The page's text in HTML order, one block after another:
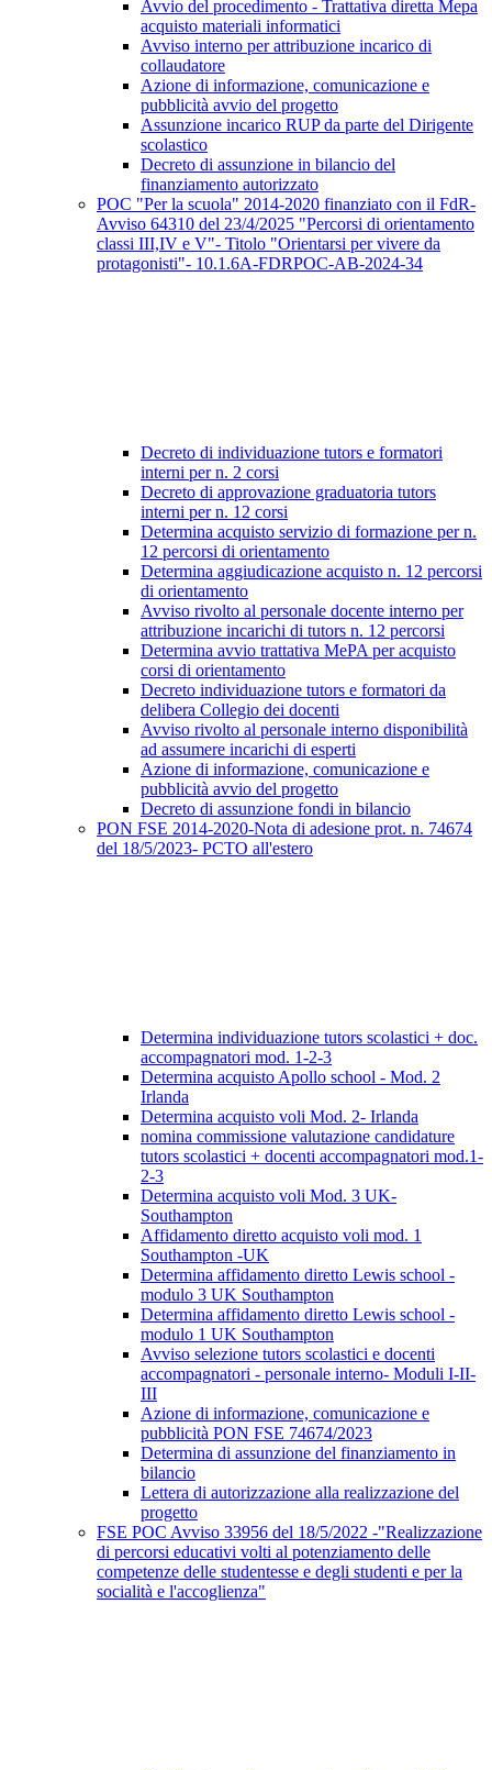
Avvio del procedimento - Trattativa diretta Mepa
acquisto materiali informatici
Avviso interno per attribuzione incarico di
collaudatore
Azione di informazione, comunicazione e
pubblicità avvio del progetto
Assunzione incarico RUP da parte del Dirigente
scolastico
Decreto di assunzione in bilancio del
finanziamento autorizzato
POC "Per la scuola" 2014-2020 finanziato con il FdR-
Avviso 64310 del 23/4/2025 "Percorsi di orientamento
classi III,IV e V"- Titolo "Orientarsi per vivere da
protagonisti"- 10.1.6A-FDRPOC-AB-2024-34
Decreto di individuazione tutors e formatori
interni per n. 2 corsi
Decreto di approvazione graduatoria tutors
interni per n. 12 corsi
Determina acquisto servizio di formazione per n.
12 percorsi di orientamento
Determina aggiudicazione acquisto n. 12 percorsi
di orientamento
Avviso rivolto al personale docente interno per
attribuzione incarichi di tutors n. 12 percorsi
Determina avvio trattativa MePA per acquisto
corsi di orientamento
Decreto individuazione tutors e formatori da
delibera Collegio dei docenti
Avviso rivolto al personale interno disponibilità
ad assumere incarichi di esperti
Azione di informazione, comunicazione e
pubblicità avvio del progetto
Decreto di assunzione fondi in bilancio
PON FSE 2014-2020-Nota di adesione prot. n. 74674
del 18/5/2023- PCTO all'estero
Determina individuazione tutors scolastici + doc.
accompagnatori mod. 1-2-3
Determina acquisto Apollo school - Mod. 2
Irlanda
Determina acquisto voli Mod. 2- Irlanda
nomina commissione valutazione candidature
tutors scolastici + docenti accompagnatori mod.1-
2-3
Determina acquisto voli Mod. 3 UK-
Southampton
Affidamento diretto acquisto voli mod. 1
Southampton -UK
Determina affidamento diretto Lewis school -
modulo 3 UK Southampton
Determina affidamento diretto Lewis school -
modulo 1 UK Southampton
Avviso selezione tutors scolastici e docenti
accompagnatori - personale interno- Moduli I-II-
III
Azione di informazione, comunicazione e
pubblicità PON FSE 74674/2023
Determina di assunzione del finanziamento in
bilancio
Lettera di autorizzazione alla realizzazione del
progetto
FSE POC Avviso 33956 del 18/5/2022 -"Realizzazione
di percorsi educativi volti al potenziamento delle
competenze delle studentesse e degli studenti e per la
socialità e l'accoglienza"